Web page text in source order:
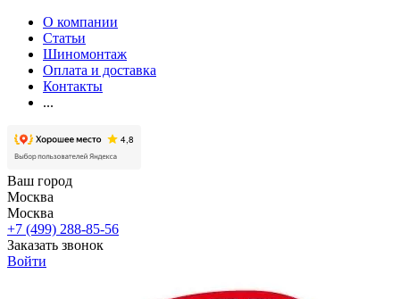
О компании
Статьи
Шиномонтаж
Оплата и доставка
Контакты
...
Ваш город
Москва
Москва
+7 (499) 288-85-56
Заказать звонок
Войти